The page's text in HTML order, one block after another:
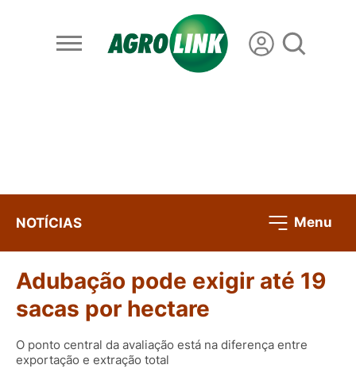
NOTÍCIAS Menu
Adubação pode exigir até 19
sacas por hectare
O ponto central da avaliação está na diferença entre
exportação e extração total